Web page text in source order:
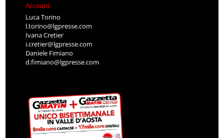
Account
Luca Torino
l.torino@lgpresse.com
Ivana Cretier
i.cretier@lgpresse.com
Daniele Fimiano
d.fimiano@lgpresse.com